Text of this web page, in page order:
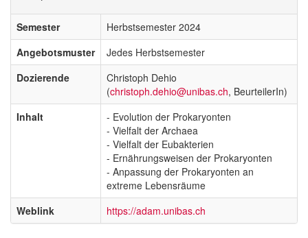
Semester
Herbstsemester 2024
Angebotsmuster
Jedes Herbstsemester
Dozierende
Christoph Dehio
(christoph.dehio@unibas.ch, BeurteilerIn)
Inhalt
- Evolution der Prokaryonten
- Vielfalt der Archaea
- Vielfalt der Eubakterien
- Ernährungsweisen der Prokaryonten
- Anpassung der Prokaryonten an
extreme Lebensräume
Weblink
https://adam.unibas.ch